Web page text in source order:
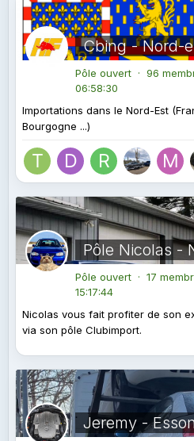
Cbing - Nord-
Pôle ouvert · 96
06:58:30
Importations dans le Nord-Est
Bourgogne ...)
Pôle Nicolas -
Pôle ouvert · 17
15:17:44
Nicolas vous fait profiter de son
via son pôle Clubimport.
Jeremy -